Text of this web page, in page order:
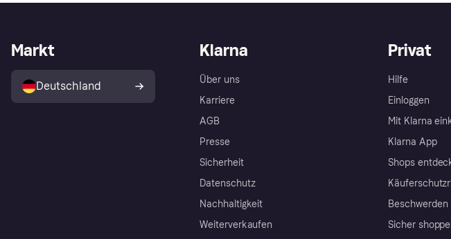
Klarna
Über uns
Karriere
AGB
Presse
Sicherheit
Datenschutz
Nachhaltigkeit
Weiterverkaufen
Privat
Hilfe
Einloggen
Mit Klarna
Klarna App
Shops
Beschwerden
Sicher
Markt
Deutschland